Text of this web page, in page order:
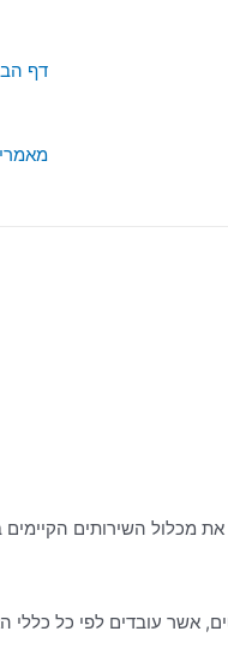
דף
את מכלול השירותים